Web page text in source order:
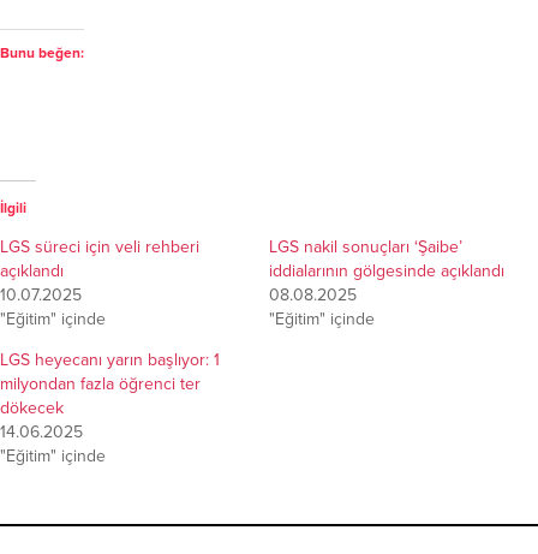
Bunu beğen:
İlgili
LGS süreci için veli rehberi
açıklandı
10.07.2025
"Eğitim" içinde
LGS nakil sonuçları ‘Şaibe’
iddialarının gölgesinde açıklandı
08.08.2025
"Eğitim" içinde
LGS heyecanı yarın başlıyor: 1
milyondan fazla öğrenci ter
dökecek
14.06.2025
"Eğitim" içinde